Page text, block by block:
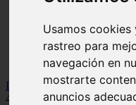
Usamos
rastreo para
navegación en
mostrarte
anuncios
lengua blanca causas
mal aliento
remedio casero para
tipos de brackets
Inicio
yt-dientes >Video
439% en Antofagasta: